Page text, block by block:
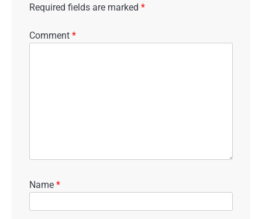
Required fields are marked *
Comment *
Name *